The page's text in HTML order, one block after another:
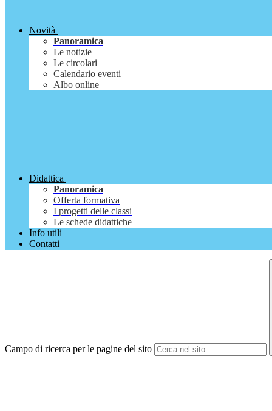
Novità
Panoramica
Le notizie
Le circolari
Calendario eventi
Albo online
Didattica
Panoramica
Offerta formativa
I progetti delle classi
Le schede didattiche
Info utili
Contatti
Campo di ricerca per le pagine del sito